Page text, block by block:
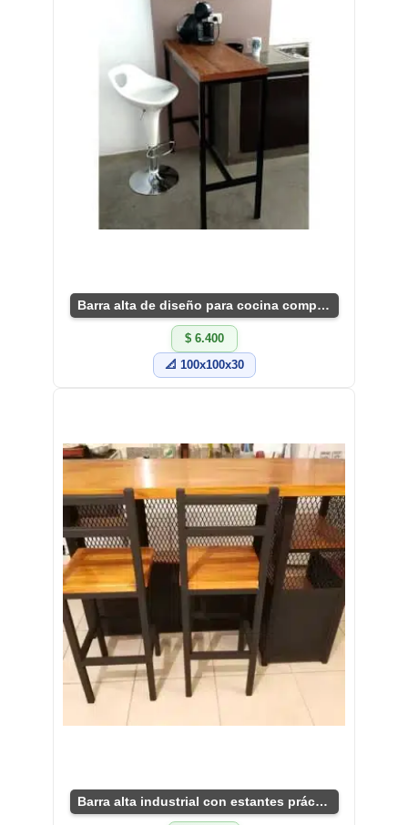
Barra alta de diseño para cocina compacta
$ 6.400
📐 100x100x30
Barra alta industrial con estantes prácticos